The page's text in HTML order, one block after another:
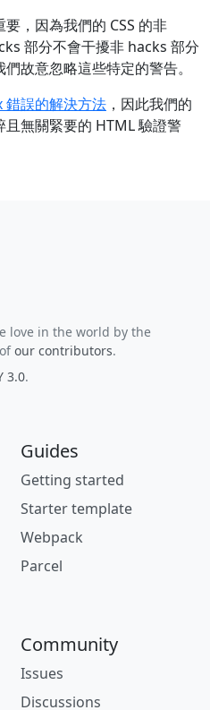
，因為我們的 CSS 的非
部分不會干擾非 hacks 部分
故意忽略這些特定的警告。
錯誤的解決方法 ，因此我們的
無關緊要的 HTML 驗證警
love in the world by the
our contributors.
3.0.
Guides
Getting started
Starter template
Webpack
Parcel
Community
Issues
Discussions